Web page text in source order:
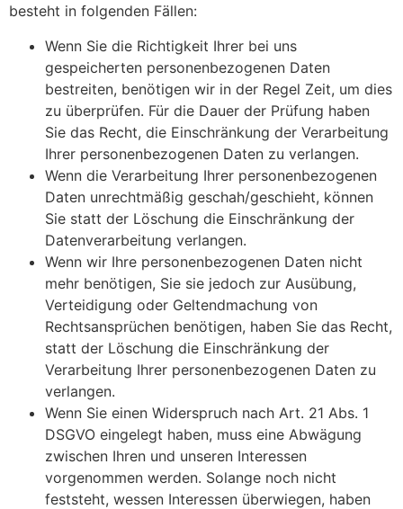
besteht in folgenden Fällen:
Wenn Sie die Richtigkeit Ihrer bei uns
gespeicherten personenbezogenen Daten
bestreiten, benötigen wir in der Regel Zeit, um dies
zu überprüfen. Für die Dauer der Prüfung haben
Sie das Recht, die Einschränkung der Verarbeitung
Ihrer personenbezogenen Daten zu verlangen.
Wenn die Verarbeitung Ihrer personenbezogenen
Daten unrechtmäßig geschah/geschieht, können
Sie statt der Löschung die Einschränkung der
Datenverarbeitung verlangen.
Wenn wir Ihre personenbezogenen Daten nicht
mehr benötigen, Sie sie jedoch zur Ausübung,
Verteidigung oder Geltendmachung von
Rechtsansprüchen benötigen, haben Sie das Recht,
statt der Löschung die Einschränkung der
Verarbeitung Ihrer personenbezogenen Daten zu
verlangen.
Wenn Sie einen Widerspruch nach Art. 21 Abs. 1
DSGVO eingelegt haben, muss eine Abwägung
zwischen Ihren und unseren Interessen
vorgenommen werden. Solange noch nicht
feststeht, wessen Interessen überwiegen, haben